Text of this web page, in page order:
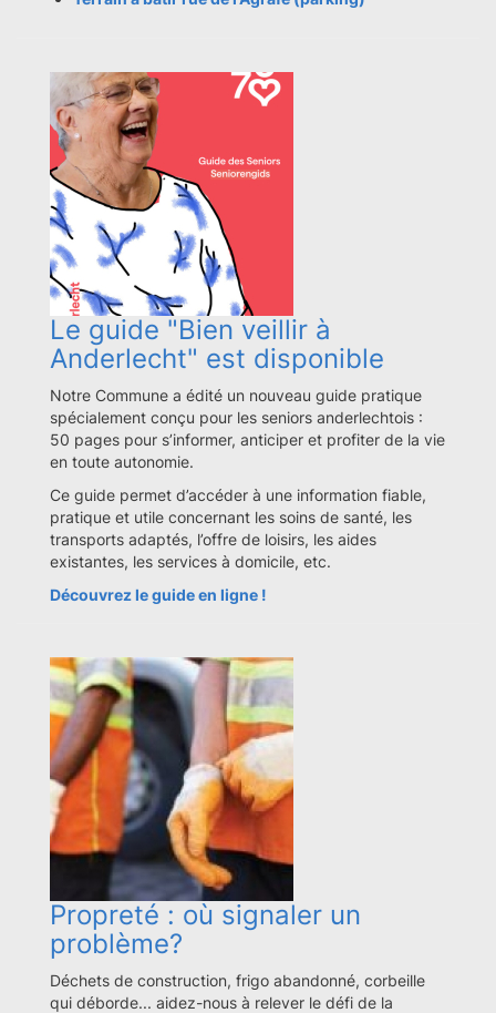
Le guide "Bien veillir à
Anderlecht" est disponible
Notre Commune a édité un nouveau guide pratique
spécialement conçu pour les seniors anderlechtois :
50 pages pour s’informer, anticiper et profiter de la vie
en toute autonomie.
Ce guide permet d’accéder à une information fiable,
pratique et utile concernant les soins de santé, les
transports adaptés, l’offre de loisirs, les aides
existantes, les services à domicile, etc.
Découvrez le guide en ligne !
Propreté : où signaler un
problème?
Déchets de construction, frigo abandonné, corbeille
qui déborde... aidez-nous à relever le défi de la